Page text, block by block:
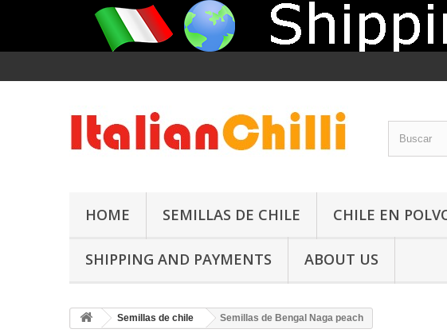
HOME SEMILLAS DE CHILE CHILE EN
SHIPPING AND PAYMENTS ABOUT US
Semillas de chile Semillas de Bengal Naga peach